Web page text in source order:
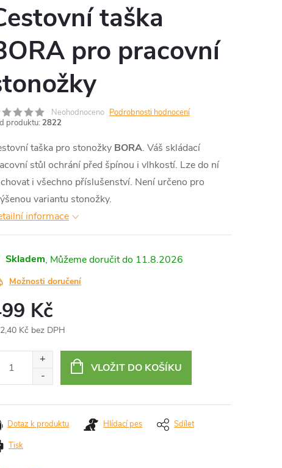
taška
pro pracovní
Neohodnoceno Podrobnosti hodnocení
produktu: 2822
taška pro stonožky BORA. Váš skládací
stůl ochrání před špínou i vlhkostí. Lze do ní
i všechno příslušenství. Není určeno pro
variantu stonožky.
informace
Skladem 11.8.2026
Možnosti doručení
Kč
Kč bez DPH
VLOŽIT DO KOŠÍKU
Tisk
Dotaz k produktu Hlídací pes Sdílet